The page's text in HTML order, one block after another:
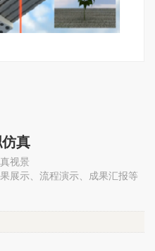
真
视景
展示、流程演示、成果汇报等